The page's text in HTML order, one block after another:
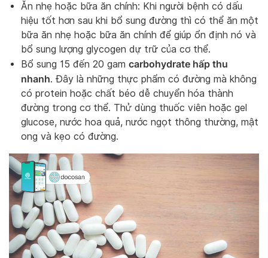
Ăn nhẹ hoặc bữa ăn chính: Khi người bệnh có dấu
hiệu tốt hơn sau khi bổ sung đường thì có thể ăn một
bữa ăn nhẹ hoặc bữa ăn chính để giúp ổn định nó và
bổ sung lượng glycogen dự trữ của cơ thể.
Bổ sung 15 đến 20 gam carbohydrate hấp thu
nhanh. Đây là những thực phẩm có đường mà không
có protein hoặc chất béo dễ chuyển hóa thành
đường trong cơ thể. Thử dùng thuốc viên hoặc gel
glucose, nước hoa quả, nước ngọt thông thường, mật
ong và kẹo có đường.